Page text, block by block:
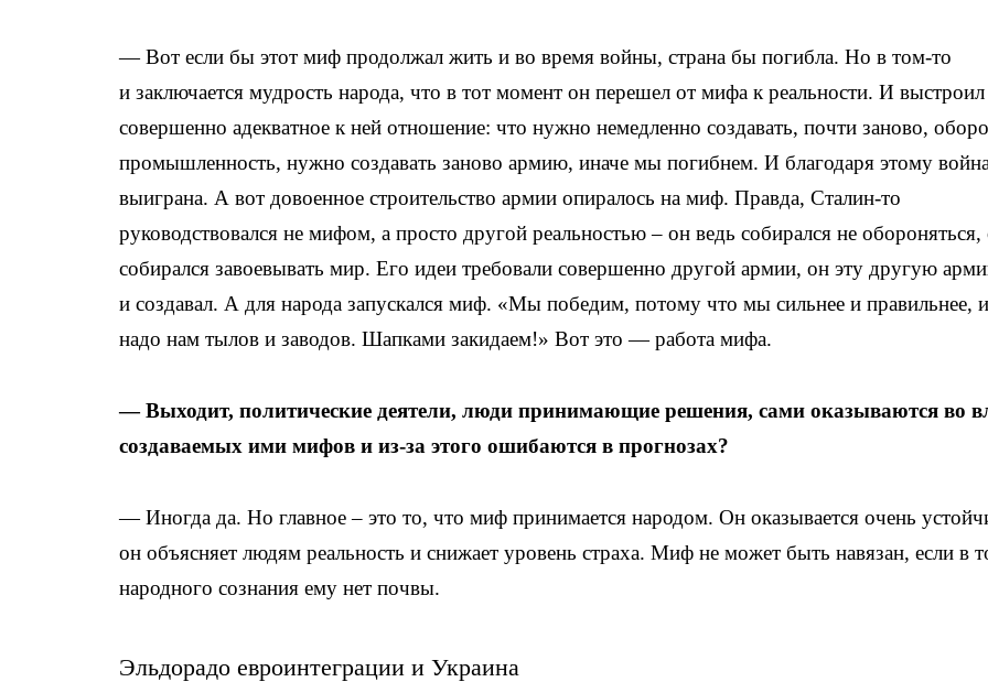
— Вот если бы этот миф продолжал жить и во время войны, страна бы погибла. Но в том-то
и заключается мудрость народа, что в тот момент он перешел от мифа к реальности. И выстроил
совершенно адекватное к ней отношение: что нужно немедленно создавать, почти заново,
промышленность, нужно создавать заново армию, иначе мы погибнем. И благодаря этому
выиграна. А вот довоенное строительство армии опиралось на миф. Правда, Сталин-то
руководствовался не мифом, а просто другой реальностью – он ведь собирался не обороняться,
собирался завоевывать мир. Его идеи требовали совершенно другой армии, он эту другую
и создавал. А для народа запускался миф. «Мы победим, потому что мы сильнее и правильнее,
надо нам тылов и заводов. Шапками закидаем!» Вот это — работа мифа.
— Выходит, политические деятели, люди принимающие решения, сами оказываются во
создаваемых ими мифов и из-за этого ошибаются в прогнозах?
— Иногда да. Но главное – это то, что миф принимается народом. Он оказывается очень
он объясняет людям реальность и снижает уровень страха. Миф не может быть навязан, если в
народного сознания ему нет почвы.
Эльдорадо евроинтеграции и Украина